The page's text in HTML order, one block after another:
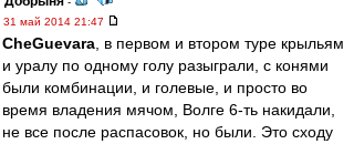
31 май 2014 21:47
CheGuevara , в первом и втором туре крыльям
и уралу по одному голу разыграли, с конями
были комбинации, и голевые, и просто во
время владения мячом, Волге 6-ть накидали,
не все после распасовок, но были. Это сходу